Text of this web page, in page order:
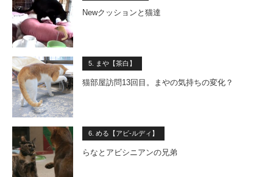
Newクッションと猫達
5. まや【茶白】
猫部屋訪問13回目。まやの気持ちの変化？
6. める【アビ-ルディ】
らなとアビシニアンの兄弟